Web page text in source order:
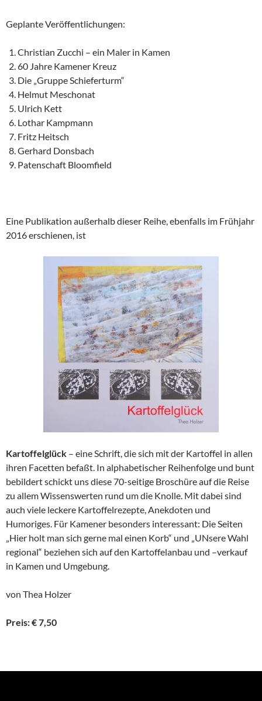
Geplante Veröffentlichungen:
Christian Zucchi – ein Maler in Kamen
60 Jahre Kamener Kreuz
Die „Gruppe Schieferturm“
Helmut Meschonat
Ulrich Kett
Lothar Kampmann
Fritz Heitsch
Gerhard Donsbach
Patenschaft Bloomfield
Eine Publikation außerhalb dieser Reihe, ebenfalls im Frühjahr
2016 erschienen, ist
Kartoffelglück – eine Schrift, die sich mit der Kartoffel in allen
ihren Facetten befaßt. In alphabetischer Reihenfolge und bunt
bebildert schickt uns diese 70-seitige Broschüre auf die Reise
zu allem Wissenswerten rund um die Knolle. Mit dabei sind
auch viele leckere Kartoffelrezepte, Anekdoten und
Humoriges. Für Kamener besonders interessant: Die Seiten
„Hier holt man sich gerne mal einen Korb“ und „UNsere Wahl
regional“ beziehen sich auf den Kartoffelanbau und –verkauf
in Kamen und Umgebung.
von Thea Holzer
Preis: € 7,50